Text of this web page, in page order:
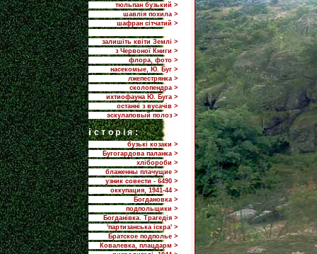
тюльпан бузький >
шавлія похила >
шафран сітчатий >
залишіть квіти Землі >
з Червоної Книги >
флора, фото >
насекомые, Ю. Буг >
лжепестрянка >
сколопендра >
ихтиофауна Ю. Буга >
останні з вусачів >
эскулаповый полоз >
iсторія:
бузькі козаки >
Бугогардова паланка >
хлібороби >
блаженны плачущие >
узник совести - 6490 >
оккупация, 1941-44 >
Богдановка >
подпольщики >
Богданівка. Трагедія >
'партизанська іскра' >
Братское подполье >
Ковалевка, плацдарм >